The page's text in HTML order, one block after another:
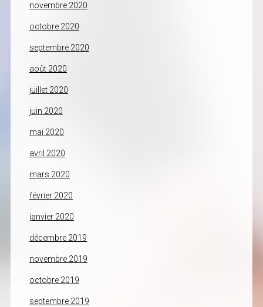
novembre 2020
octobre 2020
septembre 2020
août 2020
juillet 2020
juin 2020
mai 2020
avril 2020
mars 2020
février 2020
janvier 2020
décembre 2019
novembre 2019
octobre 2019
septembre 2019